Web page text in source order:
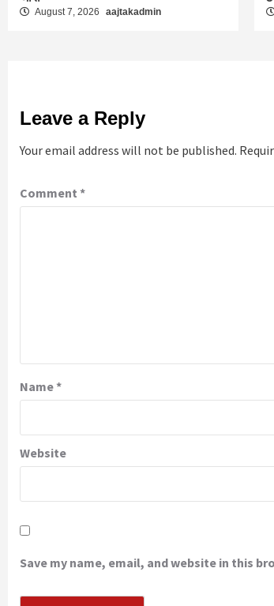
August 7, 2026 aajtakadmin
Leave a Reply
Your email address will not be published.
Comment *
Name*
Website
Save my name, email, and website in this